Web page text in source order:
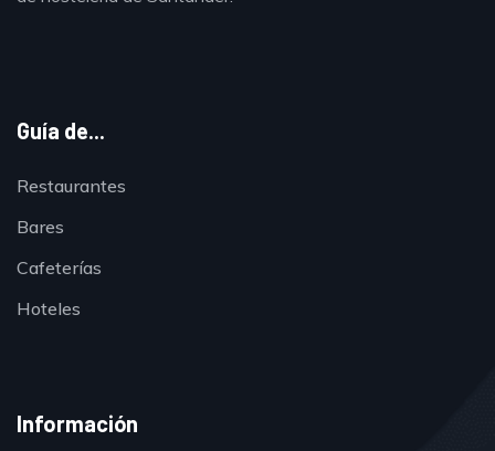
Guía de...
Restaurantes
Bares
Cafeterías
Hoteles
Información